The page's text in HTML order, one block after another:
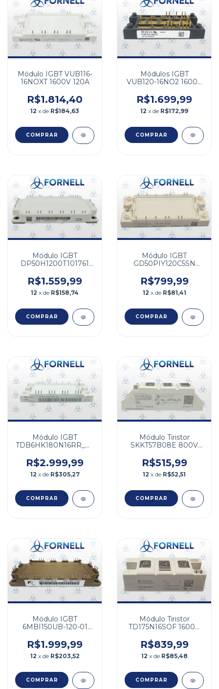
Módulo IGBT VUB116-
16NOXT 1600V 120A
R$1.814,40
12 x de R$184,63
Módulos IGBT
VUB120-16NO2 1600V
R$1.699,99
12 x de R$172,99
Módulo IGBT
DP50H1200T101761
R$1.559,99
12 x de R$158,74
Módulo IGBT
GD50PIY120C5SN
R$799,99
12 x de R$81,41
Módulo IGBT
TDB6HK180N16RR_B4
R$2.999,99
12 x de R$305,27
Módulo Tiristor
SKKT57B08E 800V
R$515,99
12 x de R$52,51
Módulo IGBT
6MBI150UB-120-01
R$1.999,99
12 x de R$203,52
Módulo Tiristor
TD175N16SOF 1600V
R$839,99
12 x de R$85,48